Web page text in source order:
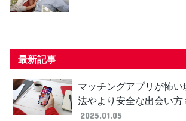
最新記事
マッチングアプリが怖
法やより安全な出会い方
2025.01.05